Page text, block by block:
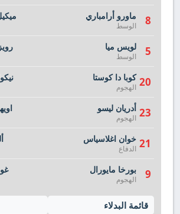
8 ماورو أرامباري
الوسط
5 لويس ميا
الوسط
20 كوبا دا كوستا
الهجوم
23 أدريان ليسو
الهجوم
21 خوان اغلاسياس
الدفاع
9 بورخا مايورال
الهجوم
قائمة البدلاء